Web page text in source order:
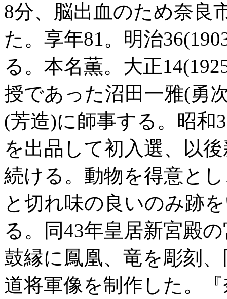
8分、脳出血のため奈良
た。享年81。明治
る。本名薫。大正
授であった沼田一雅(勇
(芳造)に師事する。昭和
を出品して初入選、以
続ける。動物を得意と
と切れ味の良いのみ跡
る。同43年皇居新宮殿
鼓縁に鳳凰、竜を彫刻
道将軍像を制作した。